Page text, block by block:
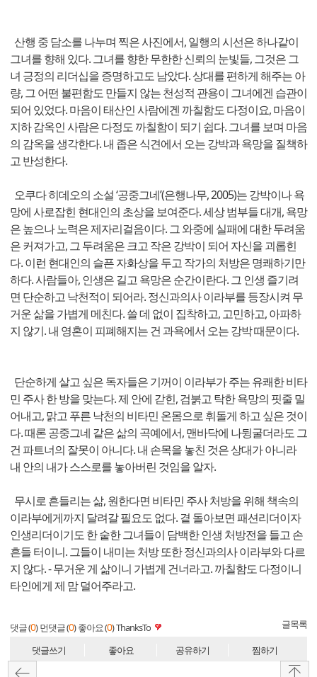
산행 중 담소를 나누며 찍은 사진에서, 일행의 시선은 하나같이
그녀를 향해 있다. 그녀를 향한 무한한 신뢰의 눈빛들, 그것은 그
녀 긍정의 리더십을 증명하고도 남았다. 상대를 편하게 해주는 아
량, 그 어떤 불편함도 만들지 않는 천성적 관용이 그녀에겐 습관이
되어 있었다. 마음이 태산인 사람에겐 까칠함도 다정이요, 마음이
지하 감옥인 사람은 다정도 까칠함이 되기 쉽다. 그녀를 보며 마음
의 감옥을 생각한다. 내 좁은 식견에서 오는 강박과 욕망을 질책하
고 반성한다.
오쿠다 히데오의 소설 ‘공중그네’(은행나무, 2005)는 강박이나 욕
망에 사로잡힌 현대인의 초상을 보여준다. 세상 범부들 대개, 욕망
은 높으나 노력은 제자리걸음이다. 그 와중에 실패에 대한 두려움
은 커져가고, 그 두려움은 크고 작은 강박이 되어 자신을 괴롭힌
다. 이런 현대인의 슬픈 자화상을 두고 작가의 처방은 명쾌하기만
하다. 사람들아, 인생은 길고 욕망은 순간이란다. 그 인생 즐기려
면 단순하고 낙천적이 되어라. 정신과의사 이라부를 등장시켜 무
거운 삶을 가볍게 메친다. 쓸 데 없이 집착하고, 고민하고, 아파하
지 않기. 내 영혼이 피폐해지는 건 과욕에서 오는 강박 때문이다.
단순하게 살고 싶은 독자들은 기꺼이 이라부가 주는 유쾌한 비타
민 주사 한 방을 맞는다. 제 안에 갇힌, 검붉고 탁한 욕망의 핏줄 밀
어내고, 맑고 푸른 낙천의 비타민 온몸으로 휘돌게 하고 싶은 것이
다. 때론 공중그네 같은 삶의 곡예에서, 맨바닥에 나뒹굴더라도 그
건 파트너의 잘못이 아니다. 내 손목을 놓친 것은 상대가 아니라
내 안의 내가 스스로를 놓아버린 것임을 알자.
무시로 흔들리는 삶, 원한다면 비타민 주사 처방을 위해 책속의
이라부에게까지 달려갈 필요도 없다. 곁 돌아보면 패션리더이자
인생리더이기도 한 숱한 그녀들이 담백한 인생 처방전을 들고 손
흔들 터이니. 그들이 내미는 처방 또한 정신과의사 이라부와 다르
지 않다. - 무거운 게 삶이니 가볍게 건너라고. 까칠함도 다정이니
타인에게 제 맘 덜어주라고.
댓글 (0) 먼댓글 (0) 좋아요 (0)ThanksTo 글목록
댓글쓰기 좋아요 공유하기 찜하기